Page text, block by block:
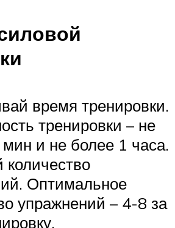
время тренировки.
тренировки – не
и не более 1 часа.
Оптимальное
упражнений – 4-8 за